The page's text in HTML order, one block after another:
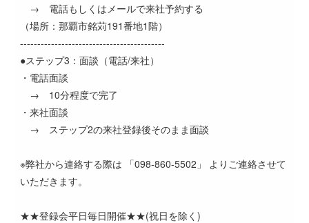
→ 電話もしくはメールで来社予約する
（場所：那覇市銘苅191番地1階）
------------------------------------------
●ステップ3：面談（電話/来社）
・電話面談
→ 10分程度で完了
・来社面談
→ ステップ2の来社登録後そのまま面談
※弊社から連絡する際は 「098-860-5502」 よりご連絡させて
いただきます。
★★登録会平日毎日開催★★(祝日を除く)